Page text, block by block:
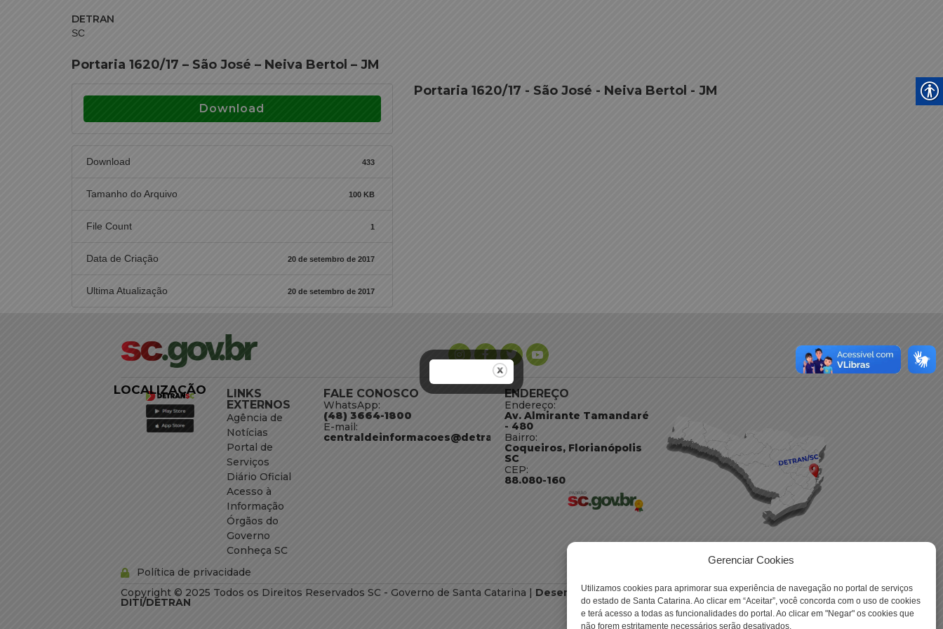
Gerenciar Cookies
Utilizamos cookies para aprimorar sua experiência de navegação no portal de serviços
do estado de Santa Catarina. Ao clicar em “Aceitar”, você concorda com o uso de cookies
e terá acesso a todas as funcionalidades do portal. Ao clicar em "Negar" os cookies que
não forem estritamente necessários serão desativados.
DETRAN
SC
Portaria 1620/17 – São José – Neiva Bertol – JM
Download
Download 433
Tamanho do Arquivo 100 KB
File Count 1
Data de Criação 20 de setembro de 2017
Ultima Atualização 20 de setembro de 2017
Portaria 1620/17 - São José - Neiva Bertol - JM
LINKS
EXTERNOS
Agência de
Notícias
Portal de
Serviços
Diário Oficial
Acesso à
Informação
Órgãos do
Governo
Conheça SC
FALE CONOSCO
WhatsApp:
(48) 3664-1800
E-mail:
centraldeinformacoes@detran.sc.gov.br
ENDEREÇO
Endereço:
Av. Almirante Tamandaré
- 480
Bairro:
Coqueiros, Florianópolis
SC
CEP:
88.080-160
Política de privacidade
LOCALIZAÇÃO
Copyright © 2025 Todos os Direitos Reservados SC - Governo de Santa Catarina | Desenvolvimento -
DITI/DETRAN